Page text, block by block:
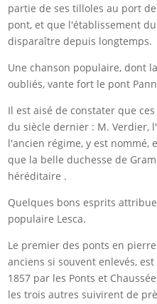
partie de ses tilloles au port
pont, et que l'établissement
disparaître depuis longtemps.
Une chanson populaire, dont
oubliés, vante fort le pont
Il est aisé de constater que
du siècle dernier : M. Verdier,
l'ancien régime, y est nommé,
que la belle duchesse de
héréditaire .
Quelques bons esprits
populaire Lesca.
Le premier des ponts en
anciens si souvent enlevés,
1857 par les Ponts et
les trois autres suivirent de